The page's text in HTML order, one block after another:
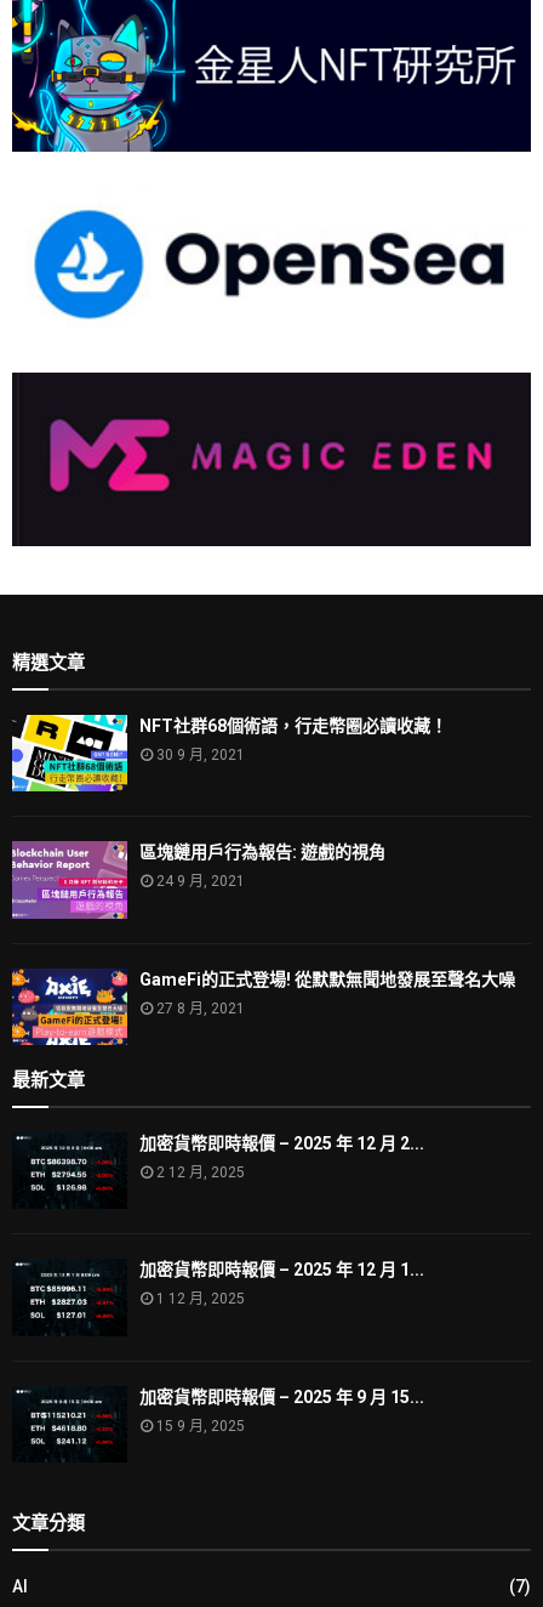
精選文章
NFT社群68個術語，行走幣圈必讀收藏！
30 9 月, 2021
區塊鏈用戶行為報告: 遊戲的視角
24 9 月, 2021
GameFi的正式登場! 從默默無聞地發展至聲名大噪
27 8 月, 2021
最新文章
加密貨幣即時報價 – 2025 年 12 月 2...
2 12 月, 2025
加密貨幣即時報價 – 2025 年 12 月 1...
1 12 月, 2025
加密貨幣即時報價 – 2025 年 9 月 15...
15 9 月, 2025
文章分類
AI
(7)